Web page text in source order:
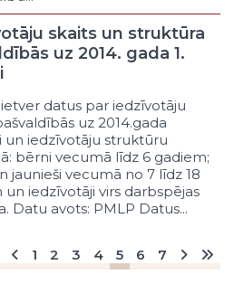
energoresursu
veicināšana
pakalpojumi
ceļu un ielu
ceļu un ielu
ceļu un ielu
brīvprātīga veikšana
ar mežu ceļu un privāto
skaits un struktūra
uz 2014. gada 1.
datus par iedzīvotāju
uz 2014.gada
un iedzīvotāju struktūru
bērni vecumā līdz 6 gadiem;
jaunieši vecumā no 7 līdz 18
un iedzīvotāji virs darbspējas
Datu avots: PMLP Datus...
1 2 3 4 5 6
7